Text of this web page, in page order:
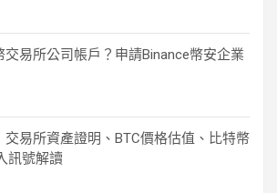
易所公司帳戶？申請Binance幣安企業
交易所資產證明、BTC價格估值、比特幣
訊號解讀